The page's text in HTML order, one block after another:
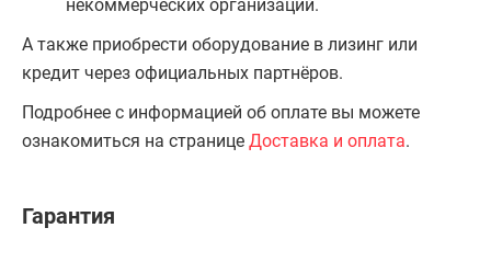
некоммерческих организаций.
А также приобрести оборудование в лизинг или
кредит через официальных партнёров.
Подробнее с информацией об оплате вы можете
ознакомиться на странице Доставка и оплата.
Гарантия